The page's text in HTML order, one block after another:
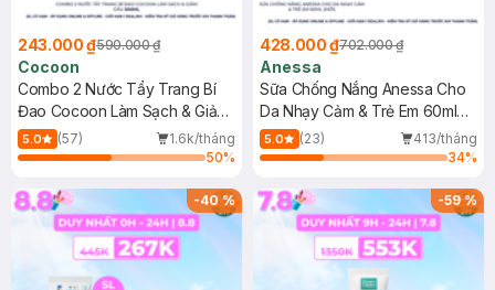
243.000 ₫590.000 ₫
Cocoon
Combo 2 Nước Tẩy Trang Bí
Đao Cocoon Làm Sạch & Giảm
Dầu 500ml
5.0 (57)
1.6k/tháng
50%
428.000 ₫702.000 ₫
Anessa
Sữa Chống Nắng Anessa Cho
Da Nhạy Cảm & Trẻ Em 60ml
(Mới)
5.0 (23)
413/tháng
34%
-40% -59%